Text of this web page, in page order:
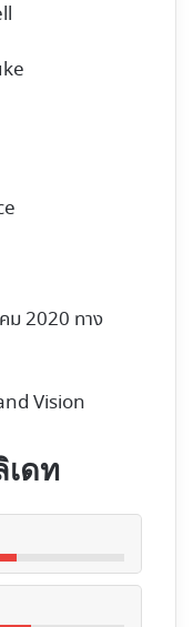
ม 2020 ทาง
Vision
ดท